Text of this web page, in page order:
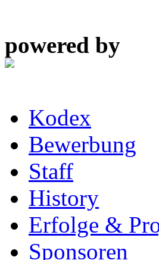
powered by
Kodex
Bewerbung
Staff
History
Erfolge &
Sponsoren